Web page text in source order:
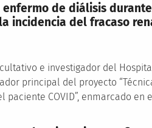
enfermo de diálisis
incidencia del fracaso
e investigador del
principal del proyecto
COVID”, enmarcado en